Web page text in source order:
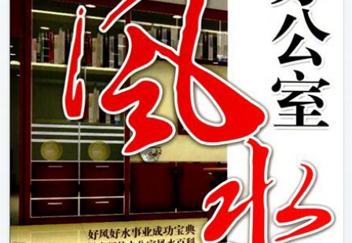
时尚饰家 装修设计
家具知识 家居文化
家装攻略 创意家居